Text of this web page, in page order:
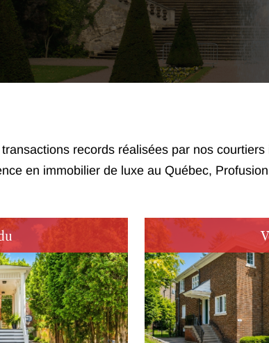
records réalisées par nos
en immobilier de luxe au Québec,